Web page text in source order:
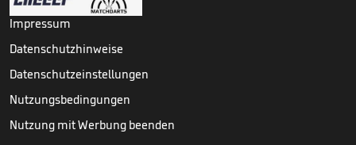
Impressum
Datenschutzhinweise
Datenschutzeinstellungen
Nutzungsbedingungen
Nutzung mit Werbung beenden